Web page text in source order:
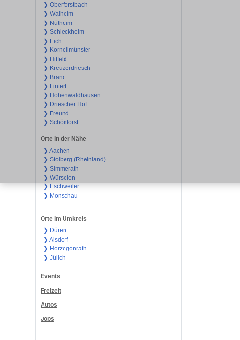
❯ Oberforstbach
❯ Walheim
❯ Nütheim
❯ Schleckheim
❯ Eich
❯ Kornelimünster
❯ Hitfeld
❯ Kreuzerdriesch
❯ Brand
❯ Lintert
❯ Hohenwaldhausen
❯ Driescher Hof
❯ Freund
❯ Schönforst
Orte in der Nähe
❯ Aachen
❯ Stolberg (Rheinland)
❯ Simmerath
❯ Würselen
❯ Eschweiler
❯ Monschau
Orte im Umkreis
❯ Düren
❯ Alsdorf
❯ Herzogenrath
❯ Jülich
Events
Freizeit
Autos
Jobs